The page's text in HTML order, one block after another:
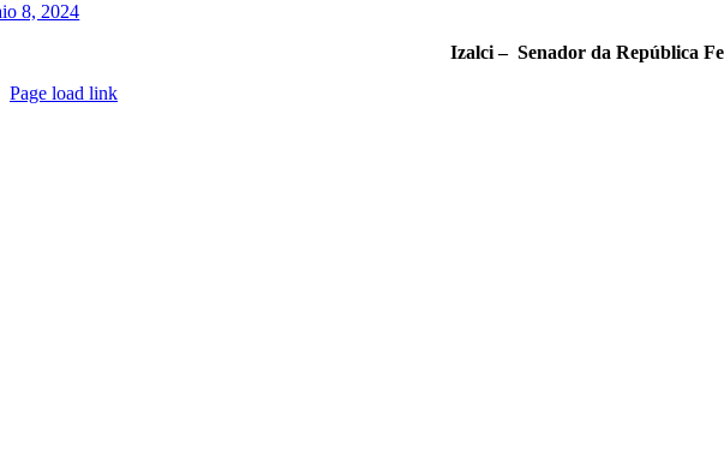
8, 2024
Izalci – Senador da República
Page load link